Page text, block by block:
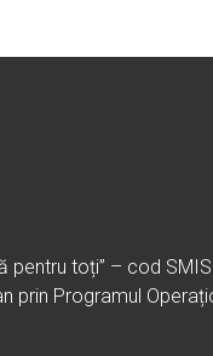
pentru toți” – cod
prin Programul